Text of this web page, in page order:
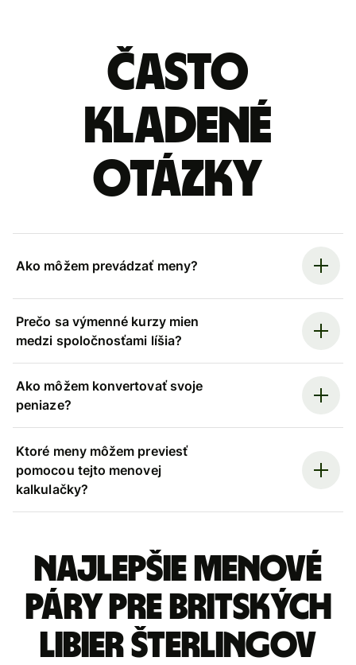
Často
kladené
otázky
Ako môžem prevádzať meny?
Prečo sa výmenné kurzy mien
medzi spoločnosťami líšia?
Ako môžem konvertovať svoje
peniaze?
Ktoré meny môžem previesť
pomocou tejto menovej
kalkulačky?
Najlepšie menové
páry pre Britských
libier šterlingov